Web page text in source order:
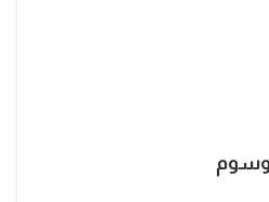
وسوم